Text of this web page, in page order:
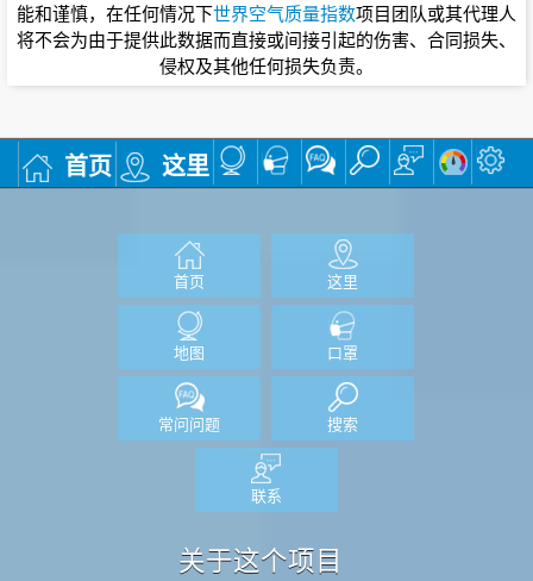
能和谨慎，在任何情况下世界空气质量指数项目团队或其代理人
将不会为由于提供此数据而直接或间接引起的伤害、合同损失、
侵权及其他任何损失负责。
首页 这里
首页 这里
地图 口罩
常问问题 搜索
联系
关于这个项目